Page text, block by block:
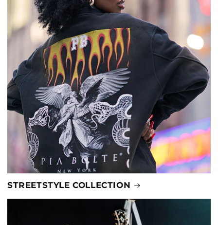
STREETSTYLE COLLECTION